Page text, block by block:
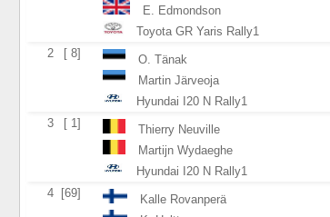
E. Edmondson
Toyota GR Yaris Rally1
2
[ 8] O. Tänak
Martin Järveoja
Hyundai I20 N Rally1
3
[ 1] Thierry Neuville
Martijn Wydaeghe
Hyundai I20 N Rally1
4
[69] Kalle Rovanperä